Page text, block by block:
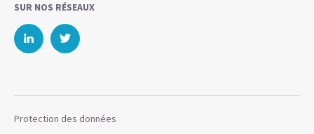
SUR NOS RÉSEAUX
Protection des données